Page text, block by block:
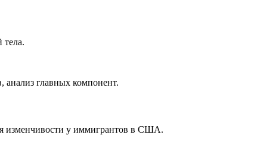
тела.
анализ главных компонент.
изменчивости у иммигрантов в США.